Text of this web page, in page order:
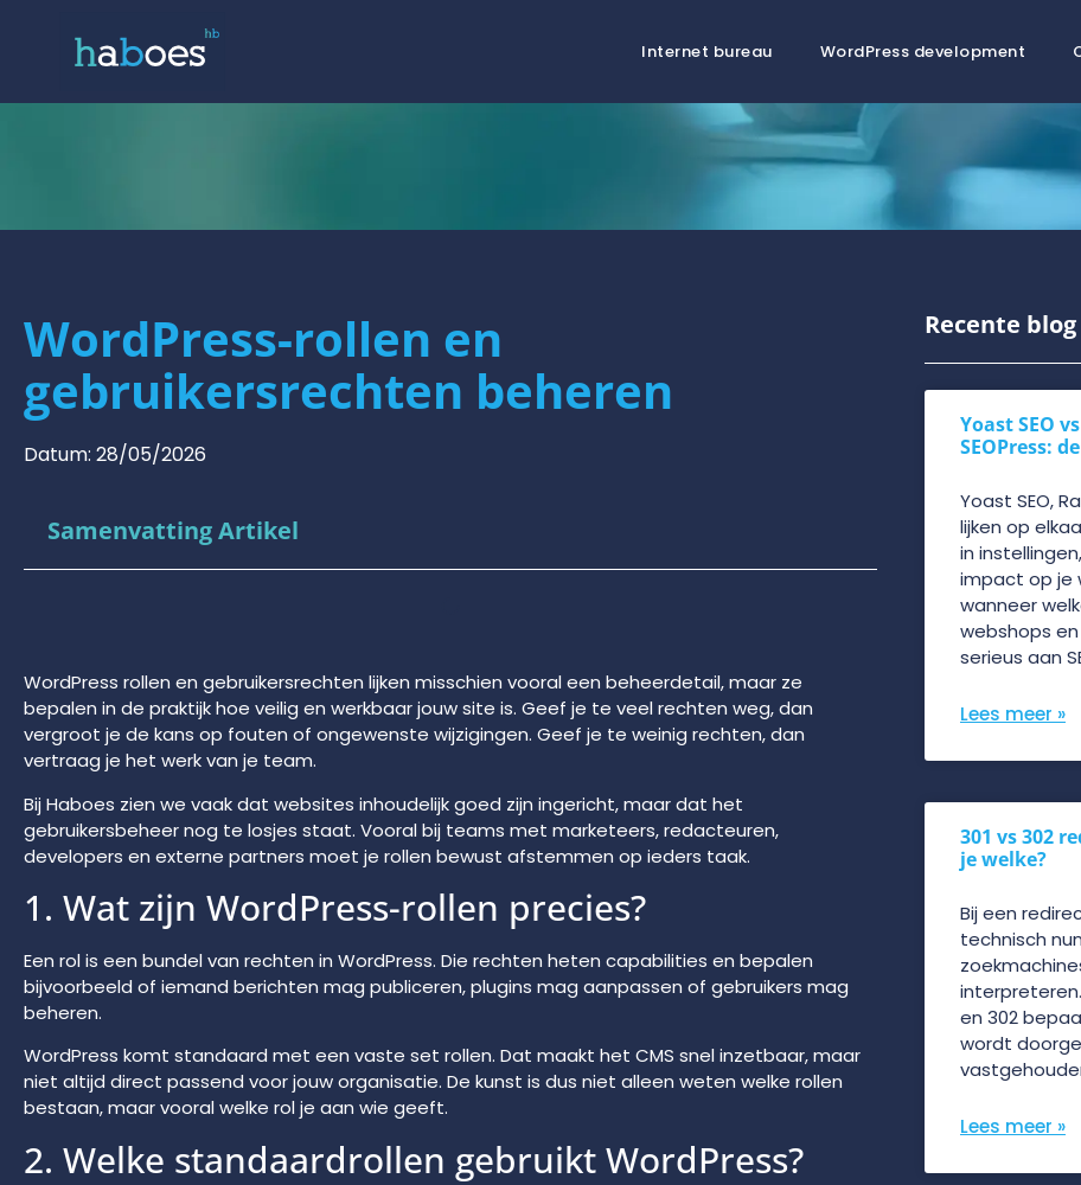
Internet bureau WordPress development
WordPress-rollen en
gebruikersrechten beheren
Datum: 28/05/2026
Samenvatting Artikel
WordPress rollen en gebruikersrechten lijken misschien vooral een beheerdetail, maar ze
bepalen in de praktijk hoe veilig en werkbaar jouw site is. Geef je te veel rechten weg, dan
vergroot je de kans op fouten of ongewenste wijzigingen. Geef je te weinig rechten, dan
vertraag je het werk van je team.
Bij Haboes zien we vaak dat websites inhoudelijk goed zijn ingericht, maar dat het
gebruikersbeheer nog te losjes staat. Vooral bij teams met marketeers, redacteuren,
developers en externe partners moet je rollen bewust afstemmen op ieders taak.
1. Wat zijn WordPress-rollen precies?
Een rol is een bundel van rechten in WordPress. Die rechten heten capabilities en bepalen
bijvoorbeeld of iemand berichten mag publiceren, plugins mag aanpassen of gebruikers mag
beheren.
WordPress komt standaard met een vaste set rollen. Dat maakt het CMS snel inzetbaar, maar
niet altijd direct passend voor jouw organisatie. De kunst is dus niet alleen weten welke rollen
bestaan, maar vooral welke rol je aan wie geeft.
2. Welke standaardrollen gebruikt WordPress?
Recente
Yoast SEO
SEOPress:
Yoast SEO,
lijken op
in
impact op je
wanneer
webshops
serieus aan
Lees meer »
301 vs 302
je welke?
Bij een
technisch
en 302
wordt
Lees meer »